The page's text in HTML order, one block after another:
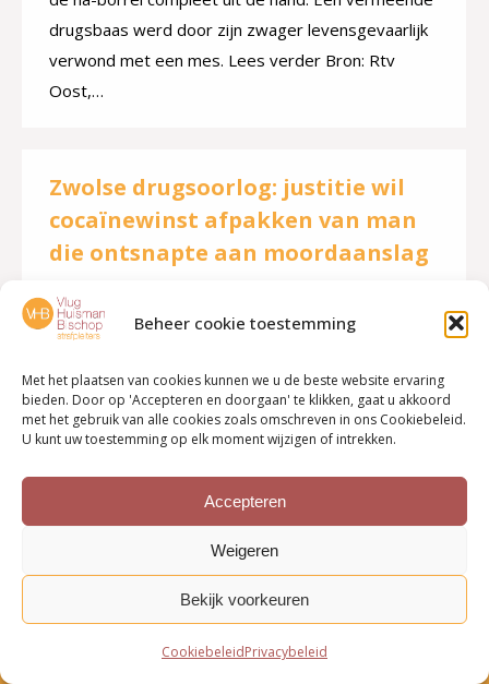
Beheer cookie toestemming
Met het plaatsen van cookies kunnen we u de beste website ervaring
bieden. Door op 'Accepteren en doorgaan' te klikken, gaat u akkoord
met het gebruik van alle cookies zoals omschreven in ons Cookiebeleid.
U kunt uw toestemming op elk moment wijzigen of intrekken.
Accepteren
Weigeren
Bekijk voorkeuren
CookiebeleidPrivacybeleid
drugsbaas werd door zijn zwager levensgevaarlijk
verwond met een mes. Lees verder Bron: Rtv
Oost,…
Zwolse drugsoorlog: justitie wil
cocaïnewinst afpakken van man
die ontsnapte aan moordaanslag
Nieuws
Justitie wil Emin Y. uit Zwolle ruim 76.000 euro
verdiend. Y. werd veroordeeld als een van de
mensen achter de Omar-drugslijn. Die groep kreeg